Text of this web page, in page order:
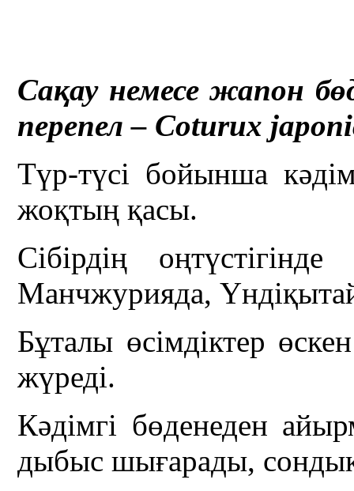
Сақау немесе жапон
перепел – Coturux
Түр-түсі бойынша
жоқтың қасы.
Сібірдің
Манчжурияда,
Бұталы өсімдіктер
жүреді.
Кәдімгі бөденеден
дыбыс шығарады,